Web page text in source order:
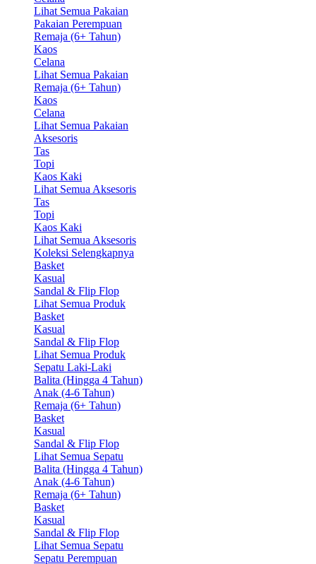
Lihat Semua Pakaian
Pakaian Perempuan
Remaja (6+ Tahun)
Kaos
Celana
Lihat Semua Pakaian
Remaja (6+ Tahun)
Kaos
Celana
Lihat Semua Pakaian
Aksesoris
Tas
Topi
Kaos Kaki
Lihat Semua Aksesoris
Tas
Topi
Kaos Kaki
Lihat Semua Aksesoris
Koleksi Selengkapnya
Basket
Kasual
Sandal & Flip Flop
Lihat Semua Produk
Basket
Kasual
Sandal & Flip Flop
Lihat Semua Produk
Sepatu Laki-Laki
Balita (Hingga 4 Tahun)
Anak (4-6 Tahun)
Remaja (6+ Tahun)
Basket
Kasual
Sandal & Flip Flop
Lihat Semua Sepatu
Balita (Hingga 4 Tahun)
Anak (4-6 Tahun)
Remaja (6+ Tahun)
Basket
Kasual
Sandal & Flip Flop
Lihat Semua Sepatu
Sepatu Perempuan